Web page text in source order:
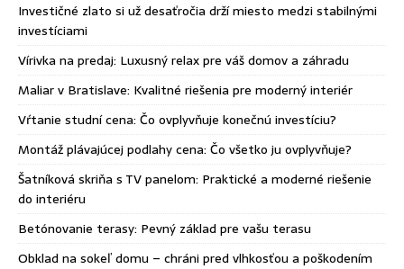
Investičné zlato si už desaťročia drží miesto medzi stabilnými
investíciami
Vírivka na predaj: Luxusný relax pre váš domov a záhradu
Maliar v Bratislave: Kvalitné riešenia pre moderný interiér
Vŕtanie studní cena: Čo ovplyvňuje konečnú investíciu?
Montáž plávajúcej podlahy cena: Čo všetko ju ovplyvňuje?
Šatníková skriňa s TV panelom: Praktické a moderné riešenie
do interiéru
Betónovanie terasy: Pevný základ pre vašu terasu
Obklad na sokeľ domu – chráni pred vlhkosťou a poškodením